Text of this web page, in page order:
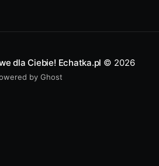
Rzeczoznawca majątkowy
dla Ciebie! Echatka.pl © 2026
by Ghost